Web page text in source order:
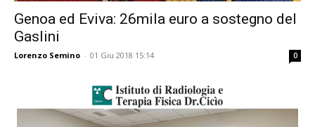
Genoa ed Eviva: 26mila euro a sostegno del
Gaslini
Lorenzo Semino - 01 Giu 2018 15:14 0